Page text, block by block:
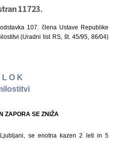
11723.
107. člena Ustave Republike
(Uradni list RS, št. 45/95, 86/04)
L O K
ZAPORA SE ZNIŽA
se enotna kazen 2 leti in 5